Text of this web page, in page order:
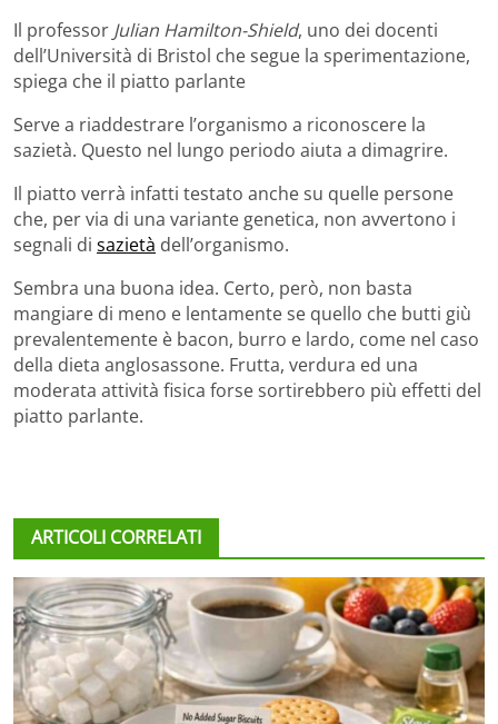
Il professor Julian Hamilton-Shield, uno dei docenti
dell’Università di Bristol che segue la sperimentazione,
spiega che il piatto parlante
Serve a riaddestrare l’organismo a riconoscere la
sazietà. Questo nel lungo periodo aiuta a dimagrire.
Il piatto verrà infatti testato anche su quelle persone
che, per via di una variante genetica, non avvertono i
segnali di sazietà dell’organismo.
Sembra una buona idea. Certo, però, non basta
mangiare di meno e lentamente se quello che butti giù
prevalentemente è bacon, burro e lardo, come nel caso
della dieta anglosassone. Frutta, verdura ed una
moderata attività fisica forse sortirebbero più effetti del
piatto parlante.
ARTICOLI CORRELATI